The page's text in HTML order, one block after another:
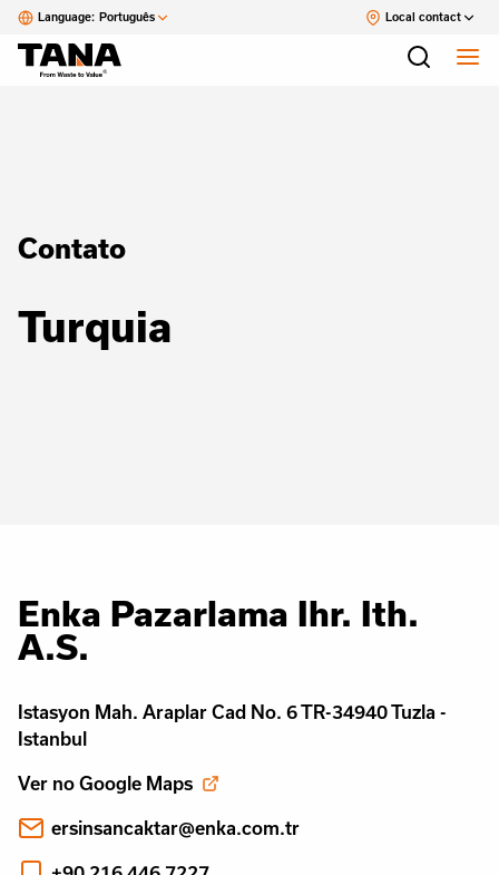
Language: Português Local contact
Contato
Turquia
Enka Pazarlama Ihr. Ith.
A.S.
Istasyon Mah. Araplar Cad No. 6 TR-34940 Tuzla -
Istanbul
Ver no Google Maps
ersinsancaktar@enka.com.tr